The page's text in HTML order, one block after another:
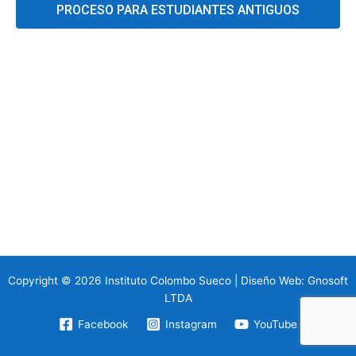
PROCESO PARA ESTUDIANTES ANTIGUOS
Copyright © 2026 Instituto Colombo Sueco | Diseño Web: Gnosoft
LTDA
Facebook Instagram YouTube